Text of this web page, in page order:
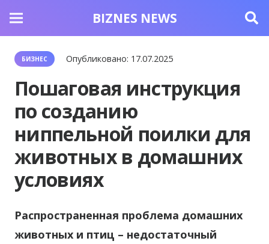
BIZNES NEWS
БИЗНЕС Опубликовано: 17.07.2025
Пошаговая инструкция
по созданию
ниппельной поилки для
животных в домашних
условиях
Распространенная проблема домашних
животных и птиц – недостаточный